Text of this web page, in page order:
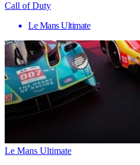
Call of Duty
Le Mans Ultimate
Le Mans Ultimate